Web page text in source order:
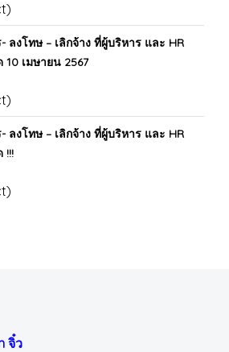
ลงโทษ – เลิกจ้าง ที่ผู้บริหาร และ HR
เมษายน 2567
ลงโทษ – เลิกจ้าง ที่ผู้บริหาร และ HR
!!!
จิ๋ว